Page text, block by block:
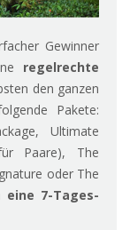
Gewinner
regelrechte
den ganzen
Pakete:
Ultimate
Paare), The
oder The
eine 7-Tages-